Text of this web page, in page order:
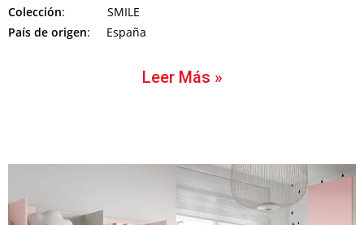
Colección: SMILE
País de origen: España
Leer Más »